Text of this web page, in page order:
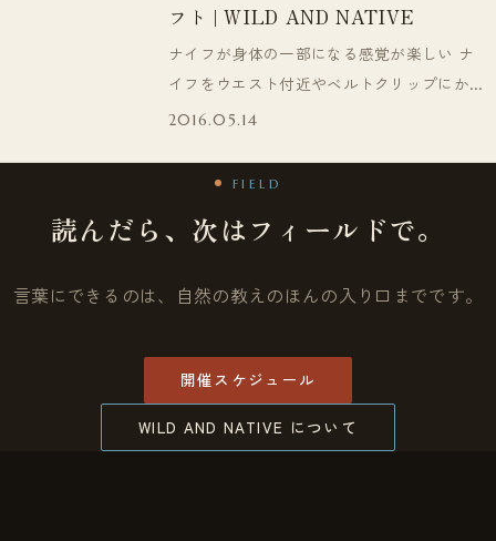
フト | WILD AND NATIVE
ナイフが身体の一部になる感覚が楽しい ナ
イフをウエスト付近やベルトクリップにかけ
ておく。 タープでシェルター（宿）を作
2016.05.14
FIELD
読んだら、次はフィールドで。
言葉にできるのは、自然の教えのほんの入り口までです。
開催スケジュール
WILD AND NATIVE について